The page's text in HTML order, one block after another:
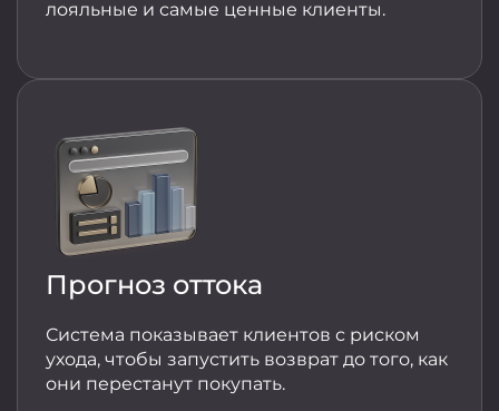
лояльные и самые ценные клиенты.
Прогноз оттока
Система показывает клиентов с риском
ухода, чтобы запустить возврат до того, как
они перестанут покупать.